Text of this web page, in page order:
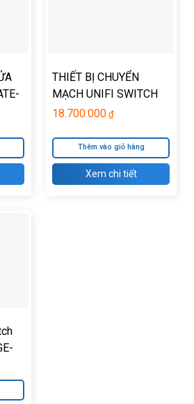
THIẾT BỊ CHUYỂN
MẠCH UNIFI SWITCH
US-48-500W
18.700.000 ₫
Thêm vào giỏ hàng
Xem chi tiết